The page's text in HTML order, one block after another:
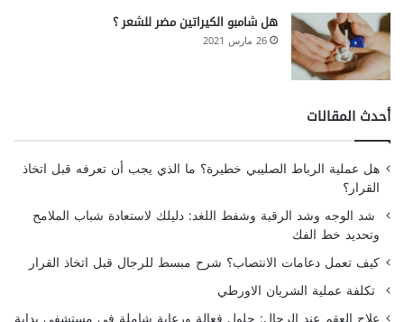
هل شامبو الكيراتين مضر للشعر ؟
26 مارس 2021
أحدث المقالات
هل عملية الرباط الصليبي خطيرة؟ ما الذي يجب أن تعرفه قبل اتخاذ
القرار؟
شد الوجه وشد الرقبة وشفط اللغد: دليلك لاستعادة شباب الملامح
وتحديد خط الفك
كيف تعمل دعامات الانتصاب؟ شرح مبسط للرجال قبل اتخاذ القرار
تكلفة عملية الشريان الاورطي